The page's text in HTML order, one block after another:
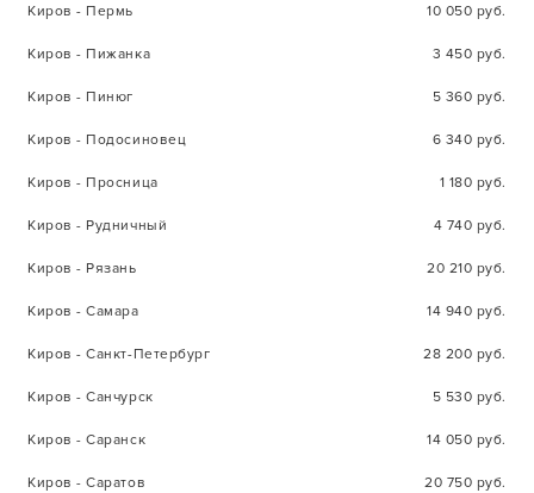
Киров - Пермь 10 050 руб.
Киров - Пижанка 3 450 руб.
Киров - Пинюг 5 360 руб.
Киров - Подосиновец 6 340 руб.
Киров - Просница 1 180 руб.
Киров - Рудничный 4 740 руб.
Киров - Рязань 20 210 руб.
Киров - Самара 14 940 руб.
Киров - Санкт-Петербург 28 200 руб.
Киров - Санчурск 5 530 руб.
Киров - Саранск 14 050 руб.
Киров - Саратов 20 750 руб.